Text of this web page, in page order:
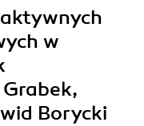
w
Borycki